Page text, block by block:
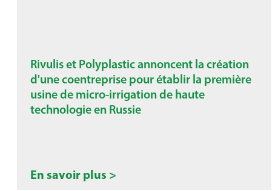
Rivulis et Polyplastic annoncent la création
d'une coentreprise pour établir la première
usine de micro-irrigation de haute
technologie en Russie
En savoir plus >